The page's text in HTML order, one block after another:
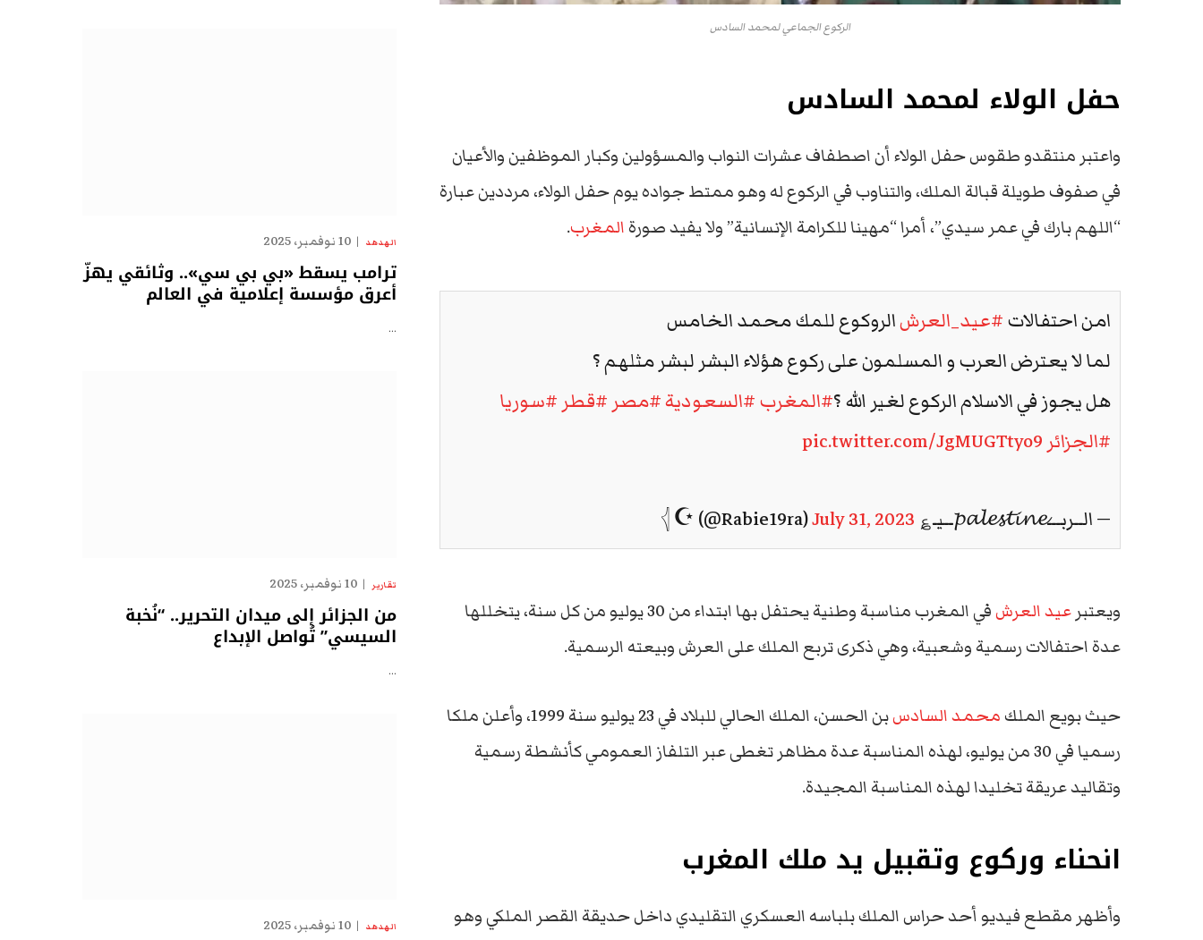
الركوع الجماعي لمحمد السادس
حفل الولاء لمحمد السادس
واعتبر منتقدو طقوس حفل الولاء أن اصطفاف عشرات النواب والمسؤولين وكبار الموظفين والأعيان
في صفوف طويلة قبالة الملك، والتناوب في الركوع له وهو ممتط جواده يوم حفل الولاء، مرددين عبارة
“اللهم بارك في عمر سيدي”، أمرا “مهينا للكرامة الإنسانية” ولا يفيد صورةالمغرب.
امن احتفالات#عيد_العرشالروكوع للمك محمد الخامس
لما لا يعترض العرب و المسلمون على ركوع هؤلاء البشر لبشر مثلهم ؟
هل يجوز في الاسلام الركوع لغير الله ؟#المغرب#السعودية#مصر #قطر #سوريا
#الجزائر pic.twitter.com/JgMUGTtyo9
— الــربـــ𝓹𝓪𝓵𝓮𝓼𝓽𝓲𝓷𝓮ــيـ؏ 𓂆 ☪ (@Rabie19ra) July 31, 2023
ويعتبر عيد العرش
في المغرب مناسبة وطنية يحتفل بها ابتداء من 30 يوليو من كل سنة، يتخللها
عدة احتفالات رسمية وشعبية، وهي ذكرى تربع الملك على العرش وبيعته الرسمية.
حيث بويع الملك محمد السادس
بن الحسن، الملك الحالي للبلاد في 23 يوليو سنة 1999، وأعلن ملكا
رسميا في 30 من يوليو، لهذه المناسبة عدة مظاهر تغطى عبر التلفاز العمومي كأنشطة رسمية
وتقاليد عريقة تخليدا لهذه المناسبة المجيدة.
انحناء وركوع وتقبيل يد ملك المغرب
وأظهر مقطع فيديو أحد حراس الملك بلباسه العسكري التقليدي داخل حديقة القصر الملكي وهو
الهدهد 10 نوفمبر، 2025
ترامب يسقط «بي بي سي».. وثائقي يهزّ
أعرق مؤسسة إعلامية في العالم
…
تقارير 10 نوفمبر، 2025
من الجزائر إلى ميدان التحرير.. “نُخبة
السيسي” تُواصل الإبداع
…
الهدهد 10 نوفمبر، 2025